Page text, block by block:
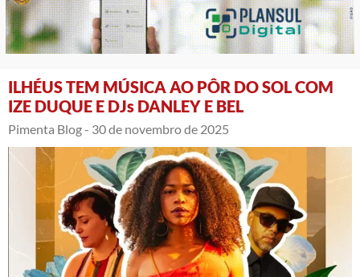
ILHÉUS TEM MÚSICA AO PÔR DO SOL COM
IZE DUQUE E DJs DANLEY E BEL
Pimenta Blog - 30 de novembro de 2025